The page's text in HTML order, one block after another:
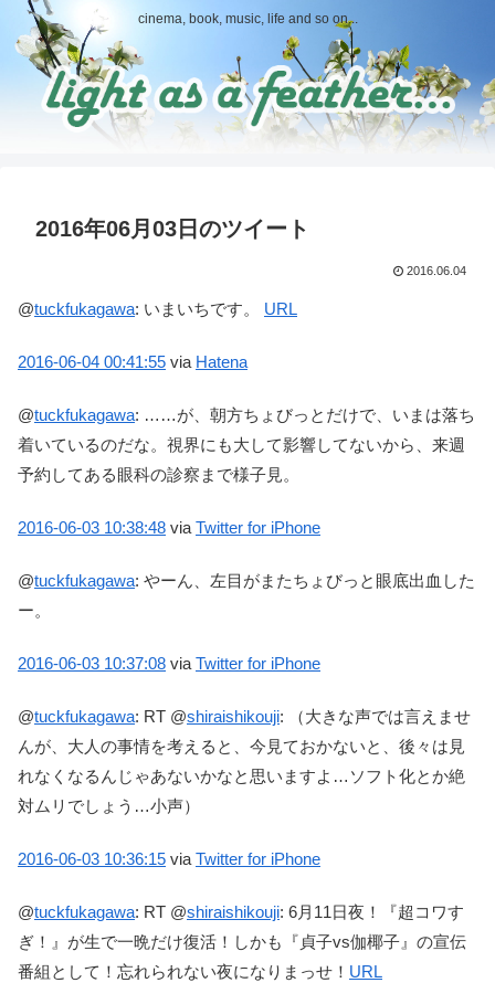
cinema, book, music, life and so on...
2016年06月03日のツイート
2016.06.04
@tuckfukagawa: いまいちです。 URL
2016-06-04 00:41:55 via Hatena
@tuckfukagawa: ……が、朝方ちょびっとだけで、いまは落ち
着いているのだな。視界にも大して影響してないから、来週
予約してある眼科の診察まで様子見。
2016-06-03 10:38:48 via Twitter for iPhone
@tuckfukagawa: やーん、左目がまたちょびっと眼底出血した
ー。
2016-06-03 10:37:08 via Twitter for iPhone
@tuckfukagawa: RT @shiraishikouji: （大きな声では言えませ
んが、大人の事情を考えると、今見ておかないと、後々は見
れなくなるんじゃあないかなと思いますよ…ソフト化とか絶
対ムリでしょう…小声）
2016-06-03 10:36:15 via Twitter for iPhone
@tuckfukagawa: RT @shiraishikouji: 6月11日夜！『超コワす
ぎ！』が生で一晩だけ復活！しかも『貞子vs伽椰子』の宣伝
番組として！忘れられない夜になりまっせ！ URL